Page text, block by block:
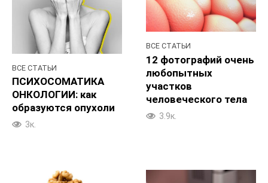
ВСЕ СТАТЬИ
ПСИХОСОМАТИКА
ОНКОЛОГИИ: как
образуются опухоли
3к.
ВСЕ СТАТЬИ
12 фотографий очень
любопытных
участков
человеческого тела
3.9к.